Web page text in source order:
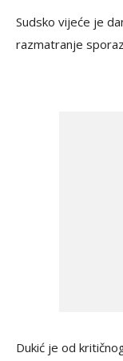
Sudsko vijeće je
razmatranje
Dukić je od